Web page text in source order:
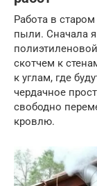
Работа в
пыли. Сначала
скотчем к
к углам, где
чердачное
свободно
кровлю.